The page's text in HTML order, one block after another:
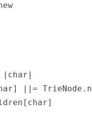
||=